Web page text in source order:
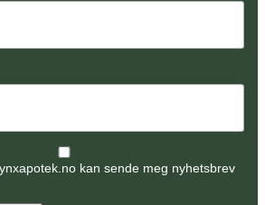
kan sende meg nyhetsbrev